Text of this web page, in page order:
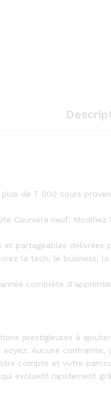
de 7 000 cours
Coursera neuf.
partageables délivrées
la tech, le business,
complète
prestigieuses à
Aucune contrainte,
compte et votre
évoluent rapidement